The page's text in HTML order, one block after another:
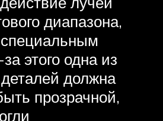
диапазона,
этого одна из
должна
прозрачной,